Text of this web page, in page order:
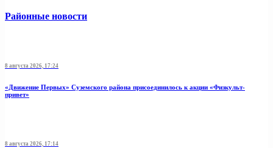
Районные новости
8 августа 2026, 17:24
«Движение Первых» Суземского района присоединилось к акции «Физкульт-
привет»
8 августа 2026, 17:14